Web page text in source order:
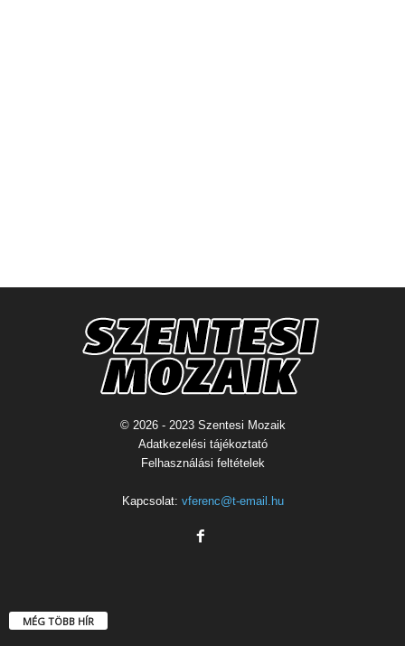
© 2026 - 2023 Szentesi Mozaik
Adatkezelési tájékoztató
Felhasználási feltételek
Kapcsolat: vferenc@t-email.hu
MÉG TÖBB HÍR